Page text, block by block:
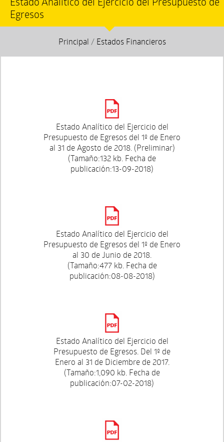
Egresos
Principal / Estados Financieros
Estado Analítico del Ejercicio del
Presupuesto de Egresos del 1º de Enero
al 31 de Agosto de 2018. (Preliminar)
(Tamaño:132 kb. Fecha de
publicación:13-09-2018)
Estado Analítico del Ejercicio del
Presupuesto de Egresos del 1º de Enero
al 30 de Junio de 2018.
(Tamaño:477 kb. Fecha de
publicación:08-08-2018)
Estado Analítico del Ejercicio del
Presupuesto de Egresos. Del 1º de
Enero al 31 de Diciembre de 2017.
(Tamaño:1,090 kb. Fecha de
publicación:07-02-2018)